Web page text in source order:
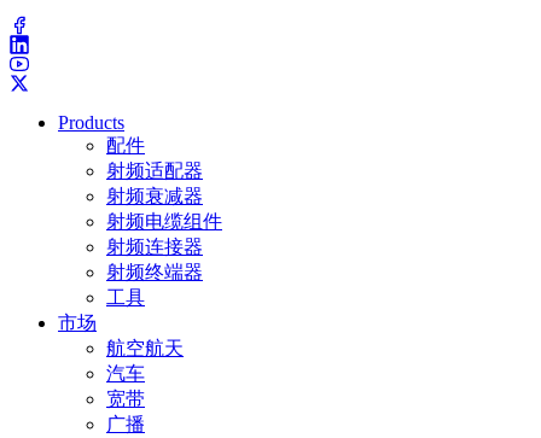
Products
配件
射频适配器
射频衰减器
射频电缆组件
射频连接器
射频终端器
工具
市场
航空航天
汽车
宽带
广播